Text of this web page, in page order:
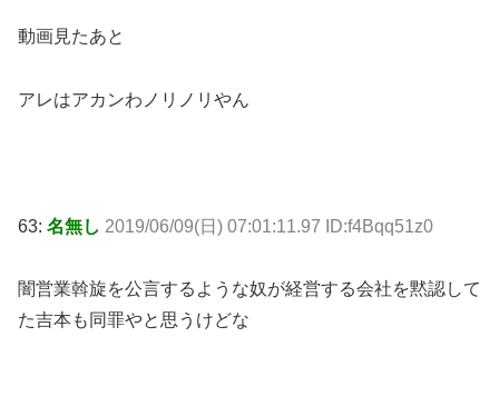
動画見たあと
アレはアカンわノリノリやん
63: 名無し 2019/06/09(日) 07:01:11.97 ID:f4Bqq51z0
闇営業斡旋を公言するような奴が経営する会社を黙認して
た吉本も同罪やと思うけどな